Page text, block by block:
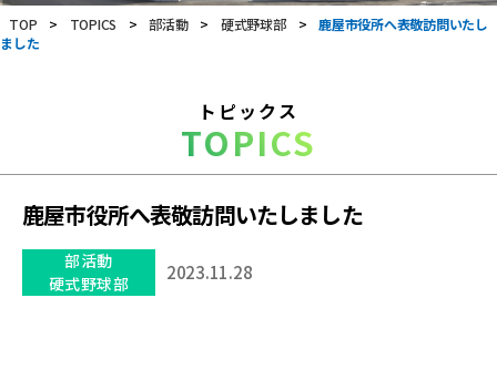
前
田
学
高
等
学
校
TOP > TOPICS > 部活動 > 硬式野球部 >
鹿屋市役所へ表敬訪問いたし
ました
トピックス
TOPICS
鹿屋市役所へ表敬訪問いたしました
部活動
硬式野球部
2023.11.28